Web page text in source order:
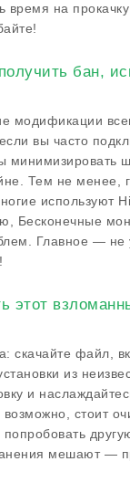
время на
бан,
модификации
вы часто
минимизировать
Тем не менее,
используют
Бесконечные
Главное — не
этот
скачайте файл,
из
и
стоит
мешают —